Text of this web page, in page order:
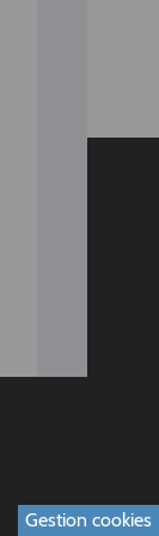
Gestion cookies